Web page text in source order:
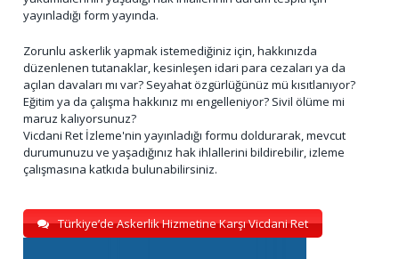
yayınladığı form yayında.
Zorunlu askerlik yapmak istemediğiniz için, hakkınızda
düzenlenen tutanaklar, kesinleşen idari para cezaları ya da
açılan davaları mı var? Seyahat özgürlüğünüz mü kısıtlanıyor?
Eğitim ya da çalışma hakkınız mı engelleniyor? Sivil ölüme mi
maruz kalıyorsunuz?
Vicdani Ret İzleme'nin yayınladığı formu doldurarak, mevcut
durumunuzu ve yaşadığınız hak ihlallerini bildirebilir, izleme
çalışmasına katkıda bulunabilirsiniz.
Türkiye’de Askerlik Hizmetine Karşı Vicdani Ret